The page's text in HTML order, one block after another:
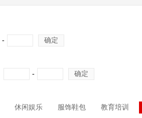
- 确定
- 确定
休闲娱乐 服饰鞋包 教育培训